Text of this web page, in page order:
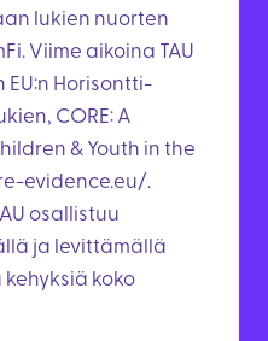
lukien nuorten
Viime aikoina TAU
EU:n Horisontti-
CORE: A
& Youth in the
evidence.eu/.
osallistuu
ja levittämällä
koko